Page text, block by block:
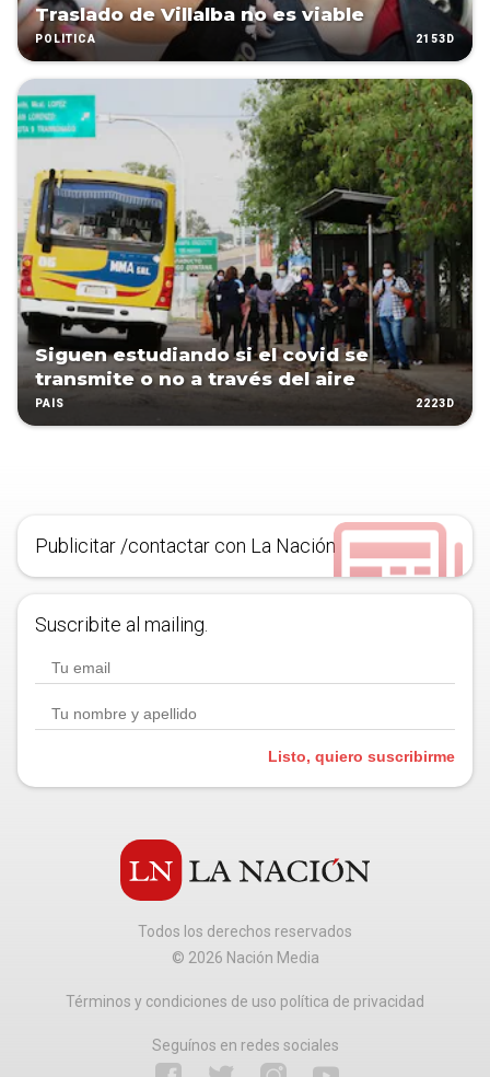
Traslado de Villalba no es viable
POLÍTICA 2153D
Siguen estudiando si el covid se
transmite o no a través del aire
PAÍS 2223D
Publicitar /contactar con La Nación
Suscribite al mailing.
Listo, quiero suscribirme
Todos los derechos reservados
© 2026 Nación Media
Términos y condiciones de uso política de privacidad
Seguínos en redes sociales